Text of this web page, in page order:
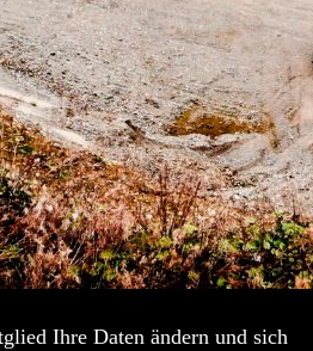
Ihre Daten ändern und sich